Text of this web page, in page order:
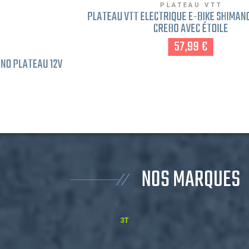
PLATEAU 12V
PLATEAU VTT
PLATEAU VTT ÉLECTRIQUE E-BIKE
CRE80 AVEC ÉTOILE
57,99 €
NOS MARQUES
3T